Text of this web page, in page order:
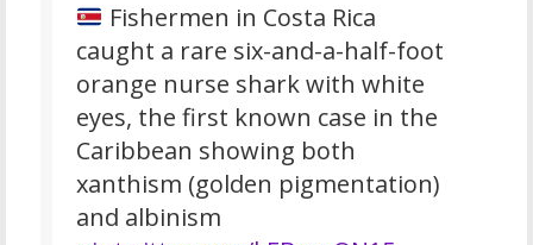
Fishermen in Costa Rica
caught a rare six-and-a-half-foot
orange nurse shark with white
eyes, the first known case in the
Caribbean showing both
xanthism (golden pigmentation)
and albinism